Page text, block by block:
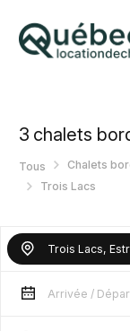
3 chalets
Tous Chalets
Trois Lacs